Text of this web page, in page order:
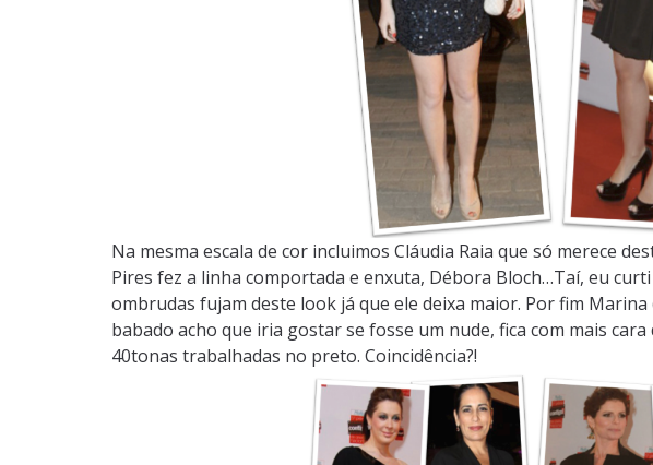
Na mesma escala de cor incluimos Cláudia Raia que só merece
Pires fez a linha comportada e enxuta, Débora Bloch…Taí, eu
ombrudas fujam deste look já que ele deixa maior. Por fim Marina
babado acho que iria gostar se fosse um nude, fica com mais cara
40tonas trabalhadas no preto. Coincidência?!